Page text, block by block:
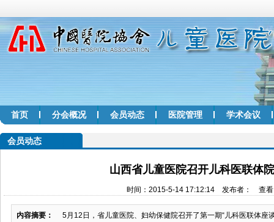
首页 分会概况 会员动态 医院管理 学术会议
会员动态
山西省儿童医院召开儿科医联体
时间：2015-5-14 17:12:14 发布者： 查看
内容摘要：
5月12日，省儿童医院、妇幼保健院召开了第一期“儿科医联体座